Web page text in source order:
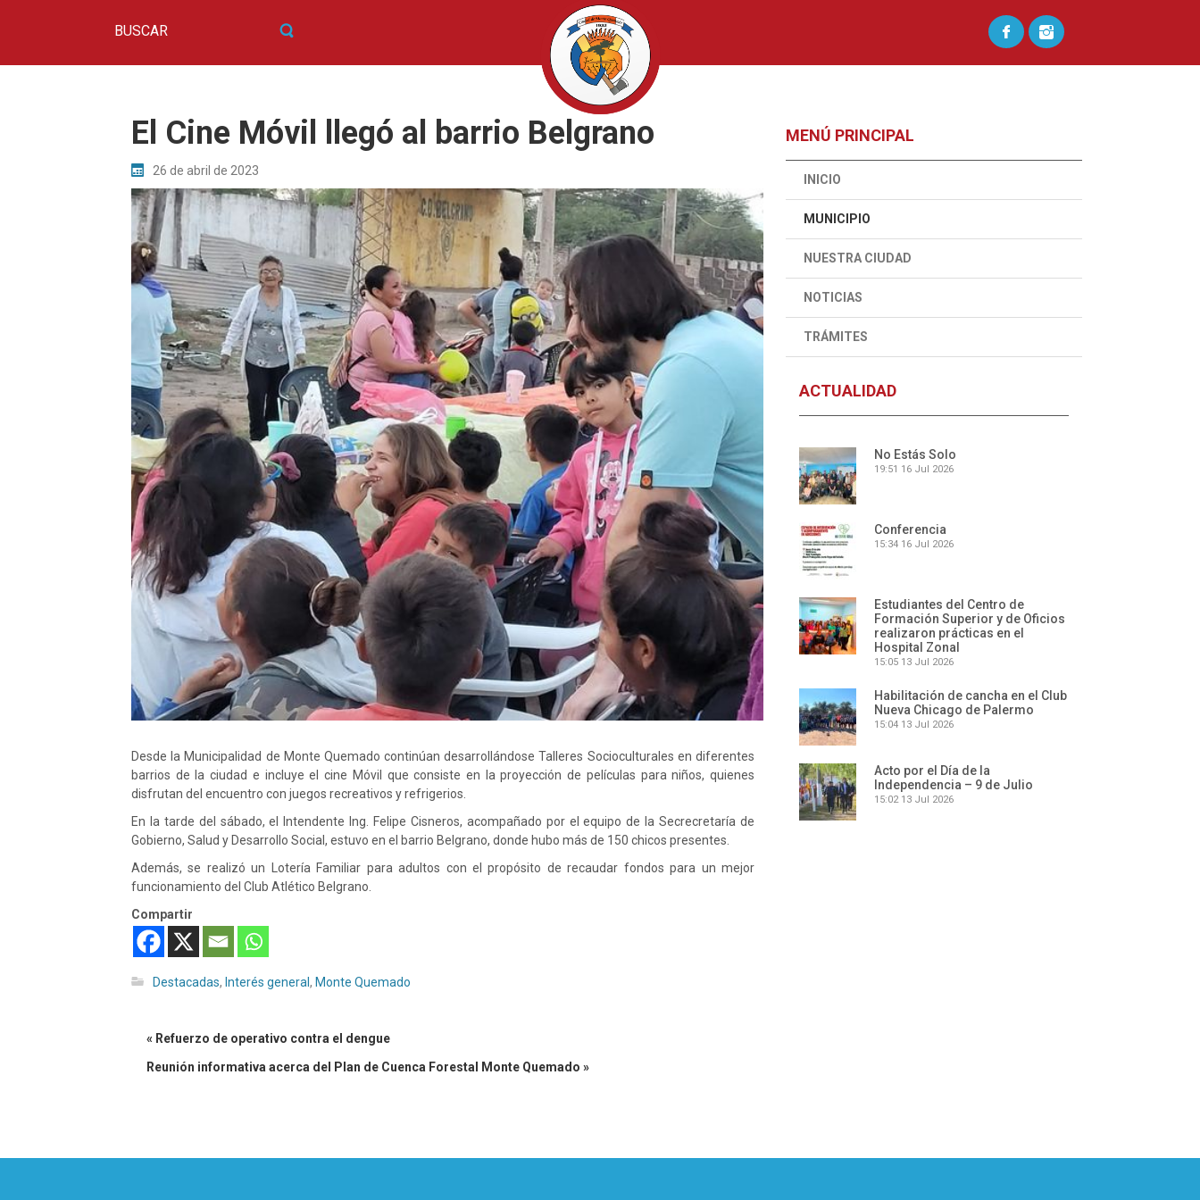
El Cine Móvil llegó al barrio Belgrano
26 de abril de 2023
Desde la Municipalidad de Monte Quemado continúan desarrollándose Talleres Socioculturales en diferentes
barrios de la ciudad e incluye el cine Móvil que consiste en la proyección de películas para niños, quienes
disfrutan del encuentro con juegos recreativos y refrigerios.
En la tarde del sábado, el Intendente Ing. Felipe Cisneros, acompañado por el equipo de la Secrecretaría de
Gobierno, Salud y Desarrollo Social, estuvo en el barrio Belgrano, donde hubo más de 150 chicos presentes.
Además, se realizó un Lotería Familiar para adultos con el propósito de recaudar fondos para un mejor
funcionamiento del Club Atlético Belgrano.
Compartir
Destacadas, Interés general, Monte Quemado
« Refuerzo de operativo contra el dengue
Reunión informativa acerca del Plan de Cuenca Forestal Monte Quemado »
MENÚ PRINCIPAL
INICIO
MUNICIPIO
NUESTRA CIUDAD
NOTICIAS
TRÁMITES
ACTUALIDAD
No Estás Solo
19:51 16 Jul 2026
Conferencia
15:34 16 Jul 2026
Estudiantes del Centro de
Formación Superior y de Oficios
realizaron prácticas en el
Hospital Zonal
15:05 13 Jul 2026
Habilitación de cancha en el Club
Nueva Chicago de Palermo
15:04 13 Jul 2026
Acto por el Día de la
Independencia – 9 de Julio
15:02 13 Jul 2026